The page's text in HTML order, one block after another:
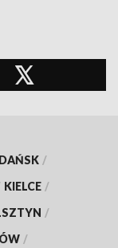
/
KIELCE /
/
/